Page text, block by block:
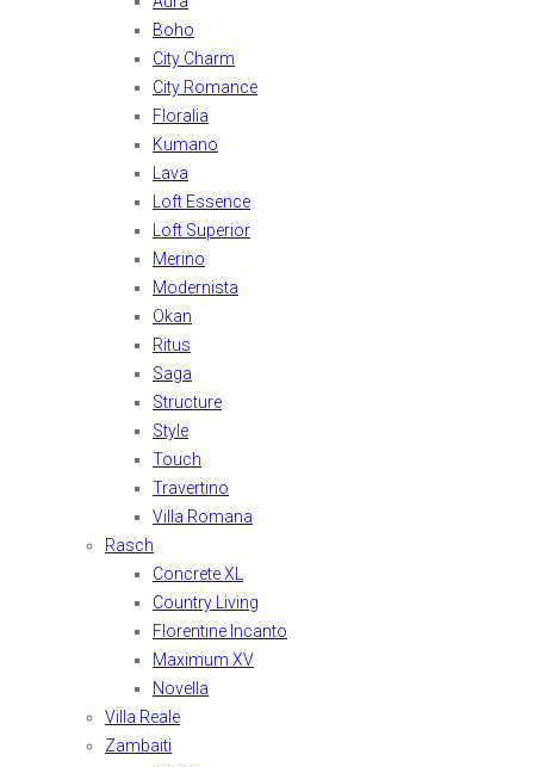
Boho
City Charm
City Romance
Floralia
Kumano
Lava
Loft Essence
Loft Superior
Merino
Modernista
Okan
Ritus
Saga
Structure
Style
Touch
Travertino
Villa Romana
Rasch
Concrete XL
Country Living
Florentine Incanto
Maximum XV
Novella
Villa Reale
Zambaiti